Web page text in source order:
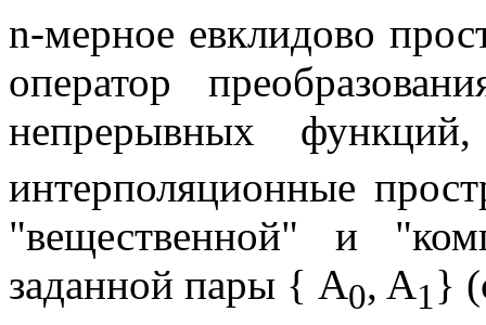
n-мерное евклидово
оператор
непрерывных
интерполяционные
"вещественной" и
заданной пары { A0, A1}